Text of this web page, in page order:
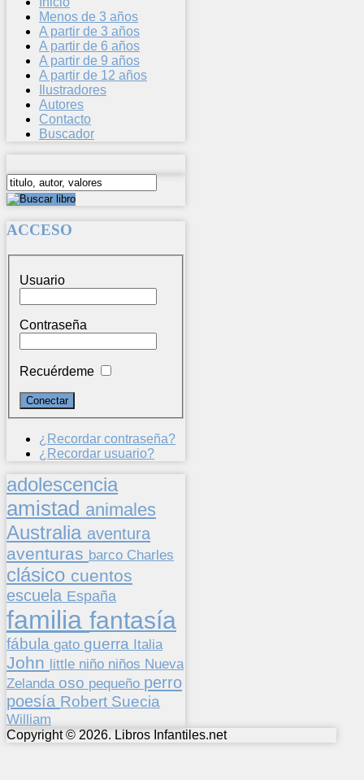
Menos de 3 años
A partir de 3 años
A partir de 6 años
A partir de 9 años
A partir de 12 años
Ilustradores
Autores
Contacto
Buscador
ACCESO
Usuario
Contraseña
Recuérdeme
¿Recordar contraseña?
¿Recordar usuario?
adolescencia
amistad animales
Australia aventura
aventuras barco Charles
clásico cuentos
escuela España
familia fantasía
fábula gato guerra Italia
John little niño niños Nueva
Zelanda oso pequeño perro
poesía Robert Suecia
William
Copyright © 2026. Libros Infantiles.net